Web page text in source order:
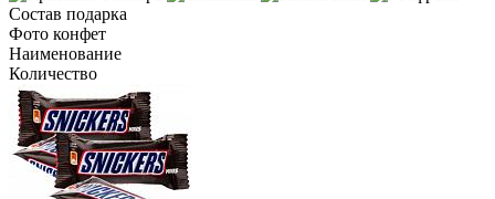
Состав подарка
Фото конфет
Наименование
Количество